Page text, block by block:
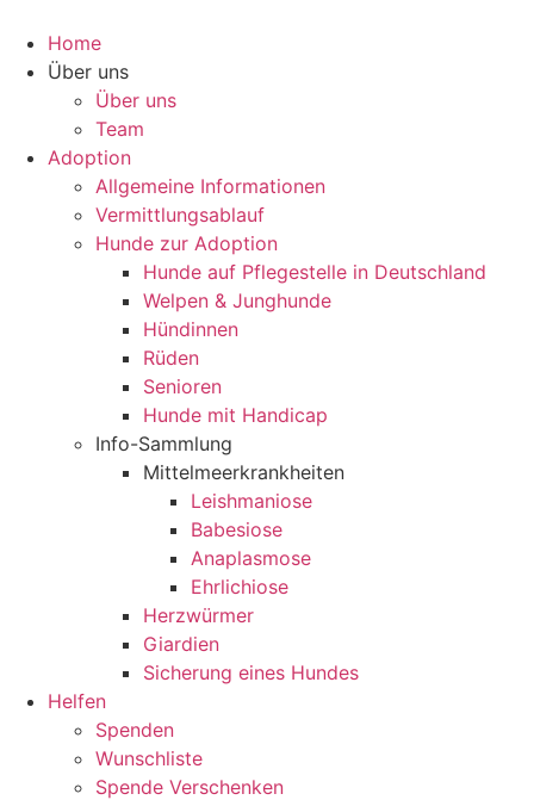
Home
Über uns
Über uns
Team
Adoption
Allgemeine Informationen
Vermittlungsablauf
Hunde zur Adoption
Hunde auf Pflegestelle in Deutschland
Welpen & Junghunde
Hündinnen
Rüden
Senioren
Hunde mit Handicap
Info-Sammlung
Mittelmeerkrankheiten
Leishmaniose
Babesiose
Anaplasmose
Ehrlichiose
Herzwürmer
Giardien
Sicherung eines Hundes
Helfen
Spenden
Wunschliste
Spende Verschenken